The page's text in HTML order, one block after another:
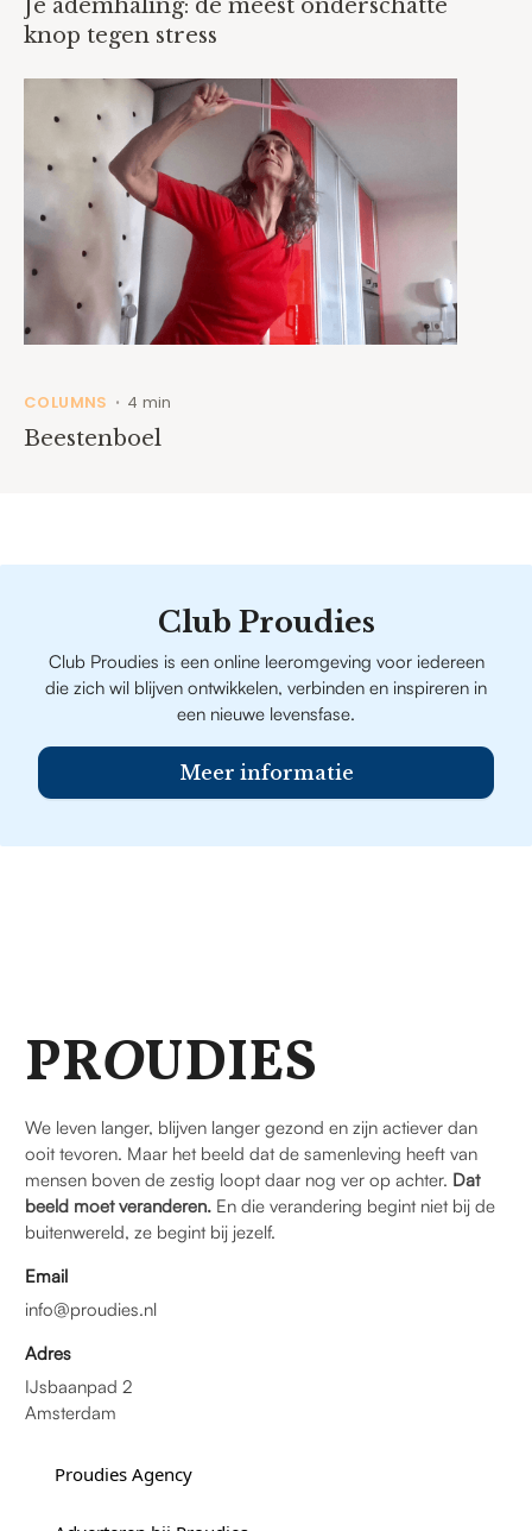
Je ademhaling: de meest onderschatte
knop tegen stress
COLUMNS • 4 min
Beestenboel
Club Proudies
Club Proudies is een online leeromgeving voor iedereen
die zich wil blijven ontwikkelen, verbinden en inspireren in
een nieuwe levensfase.
Meer informatie
PROUDIES
We leven langer, blijven langer gezond en zijn actiever dan
ooit tevoren. Maar het beeld dat de samenleving heeft van
mensen boven de zestig loopt daar nog ver op achter. Dat
beeld moet veranderen. En die verandering begint niet bij de
buitenwereld, ze begint bij jezelf.
Email
info@proudies.nl
Adres
IJsbaanpad 2
Amsterdam
Proudies Agency